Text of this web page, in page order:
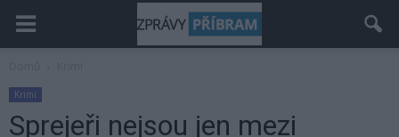
Krimi
Sprejeři nejsou jen mezi